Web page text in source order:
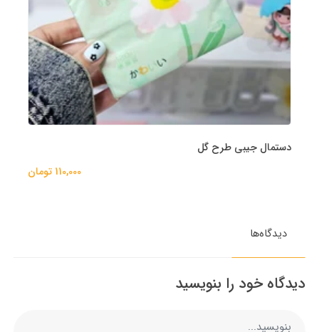
دستمال جیبی طرح گل
110,000 تومان
دیدگاه‌ها
دیدگاه خود را بنویسید